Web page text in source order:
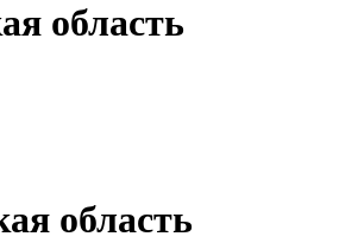
область
область